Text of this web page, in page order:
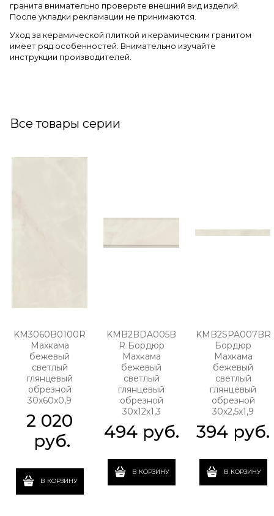
гранита внимательно проверьте внешний вид изделий.
После укладки рекламации не принимаются.
Уход за керамической плиткой и керамическим гранитом
имеет ряд особенностей. Внимательно изучайте
инструкции производителей.
Все товары серии
KM3060B0100R
Махкама
бежевый
светлый
глянцевый
обрезной
30x60x0,9
2 020
руб.
В КОРЗИНУ
KMB2BDA005B
R Бордюр
Махкама
бежевый
светлый
глянцевый
обрезной
30x12x1,3
494 руб.
В КОРЗИНУ
KMB2SPA007BR
Бордюр
Махкама
бежевый
светлый
глянцевый
обрезной
30x2,5x1,9
394 руб.
В КОРЗИНУ